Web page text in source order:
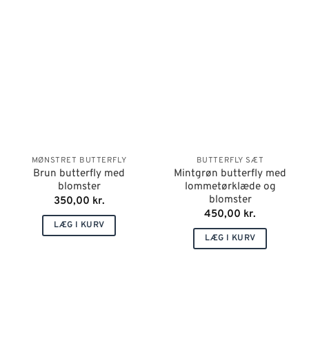
MØNSTRET BUTTERFLY
Brun butterfly med
blomster
350,00 kr.
LÆG I KURV
BUTTERFLY SÆT
Mintgrøn butterfly med
lommetørklæde og
blomster
450,00 kr.
LÆG I KURV